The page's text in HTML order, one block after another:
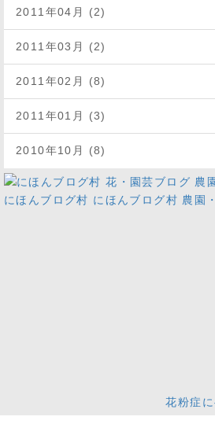
2011年04月 (2)
2011年03月 (2)
2011年02月 (8)
2011年01月 (3)
2010年10月 (8)
にほんブログ村 にほんブログ村 農園
花粉症